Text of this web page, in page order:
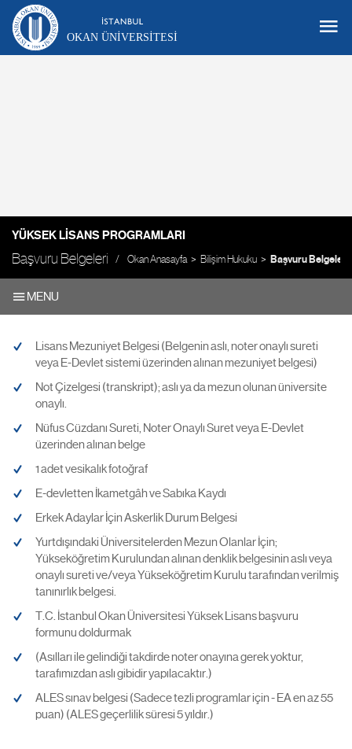
OKAN ÜNIVERSITESI
YÜKSEK LISANS PROGRAMLARI
Başvuru Belgeleri Okan Anasayfa Bilişim Hukuku Başvuru Belgeleri
MENU
Lisans Mezuniyet Belgesi (Belgenin aslı, noter onaylı sureti
veya E-Devlet sistemi üzerinden alınan mezuniyet belgesi)
Not Çizelgesi (transkript); aslı ya da mezun olunan üniversite
onaylı.
Nüfus Cüzdanı Sureti, Noter Onaylı Suret veya E-Devlet
üzerinden alınan belge
1 adet vesikalık fotoğraf
E-devletten İkametgâh ve Sabıka Kaydı
Erkek Adaylar İçin Askerlik Durum Belgesi
Yurtdışındaki Üniversitelerden Mezun Olanlar İçin;
Yükseköğretim Kurulundan alınan denklik belgesinin aslı veya
onaylı sureti ve/veya Yükseköğretim Kurulu tarafından verilmiş
tanınırlık belgesi.
T.C. İstanbul Okan Üniversitesi Yüksek Lisans başvuru
formunu doldurmak
(Asılları ile gelindiği takdirde noter onayına gerek yoktur,
tarafımızdan aslı gibidir yapılacaktır.)
ALES sınav belgesi (Sadece tezli programlar için - EA en az 55
puan) (ALES geçerlilik süresi 5 yıldır.)